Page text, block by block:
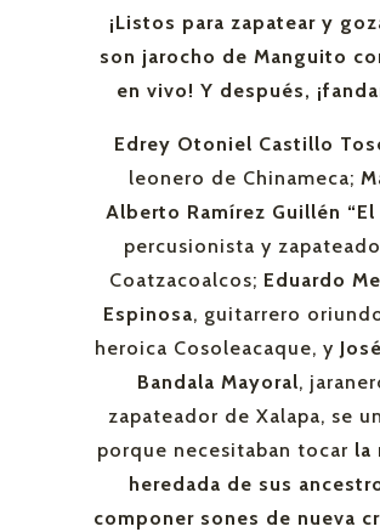
¡Listos para zapatear y
son jarocho de Manguito
en vivo! Y después,
Edrey Otoniel Castillo
leonero de Chinameca;
Alberto Ramírez Guillén “El
percusionista y
Coatzacoalcos; Eduardo
Espinosa, guitarrero
heroica Cosoleacaque, y
Bandala Mayoral,
zapateador de Xalapa, se
porque necesitaban tocar la
heredada de sus
componer sones de nueva